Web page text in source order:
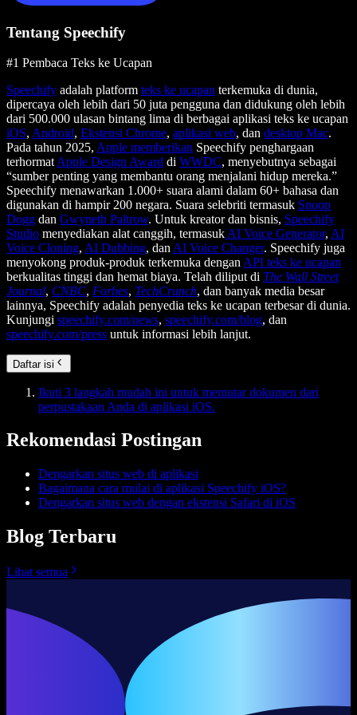
Tentang Speechify
#1 Pembaca Teks ke Ucapan
Speechify adalah platform teks ke ucapan terkemuka di dunia,
dipercaya oleh lebih dari 50 juta pengguna dan didukung oleh lebih
dari 500.000 ulasan bintang lima di berbagai aplikasi teks ke ucapan
iOS, Android, Ekstensi Chrome, aplikasi web, dan desktop Mac.
Pada tahun 2025, Apple memberikan Speechify penghargaan
terhormat Apple Design Award di WWDC, menyebutnya sebagai
“sumber penting yang membantu orang menjalani hidup mereka.”
Speechify menawarkan 1.000+ suara alami dalam 60+ bahasa dan
digunakan di hampir 200 negara. Suara selebriti termasuk Snoop
Dogg dan Gwyneth Paltrow. Untuk kreator dan bisnis, Speechify
Studio menyediakan alat canggih, termasuk AI Voice Generator, AI
Voice Cloning, AI Dubbing, dan AI Voice Changer. Speechify juga
menyokong produk-produk terkemuka dengan API teks ke ucapan
berkualitas tinggi dan hemat biaya. Telah diliput di The Wall Street
Journal, CNBC, Forbes, TechCrunch, dan banyak media besar
lainnya, Speechify adalah penyedia teks ke ucapan terbesar di dunia.
Kunjungi speechify.com/news, speechify.com/blog, dan
speechify.com/press untuk informasi lebih lanjut.
Daftar isi
Ikuti 3 langkah mudah ini untuk memutar dokumen dari
perpustakaan Anda di aplikasi iOS.
Rekomendasi Postingan
Dengarkan situs web di aplikasi
Bagaimana cara mulai di aplikasi Speechify iOS?
Dengarkan situs web dengan ekstensi Safari di iOS
Blog Terbaru
Lihat semua